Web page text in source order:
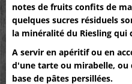
notes de fruits confits de
quelques sucres résiduels
la minéralité du Riesling qui
A servir en apéritif ou en
d'une tarte ou mirabelle, ou
base de pâtes persillées.